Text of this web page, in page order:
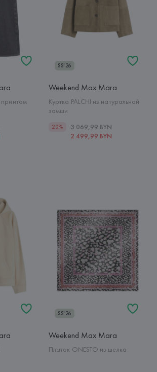
SS'26
Weekend Max Mara
Куртка PALCHI из натуральной
замши
20%
3 069,99 BYN
2 499,99 BYN
SS'26
Weekend Max Mara
Платок ONESTO из шелка